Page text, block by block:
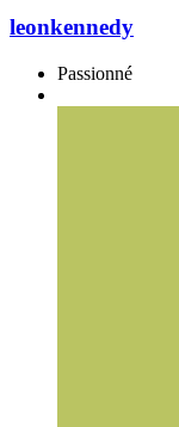
leonkennedy
Passionné